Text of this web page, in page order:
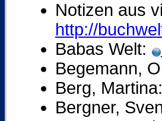
Notizen aus
http://
Babas Welt:
Begemann,
Berg, Martina:
Bergner,